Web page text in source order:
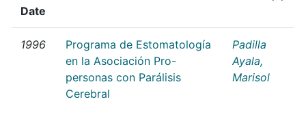
Date
1996
Programa de Estomatología
en la Asociación Pro-
personas con Parálisis
Cerebral
Padilla
Ayala,
Marisol